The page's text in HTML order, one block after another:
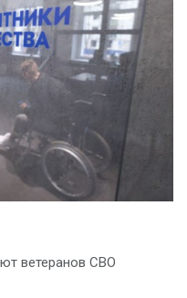
ветеранов СВО